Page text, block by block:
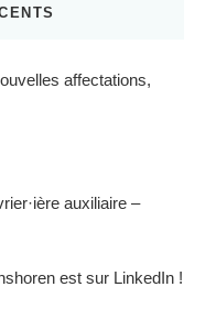
affectations,
auxiliaire –
est sur LinkedIn !